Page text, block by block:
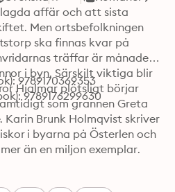
affär och att sista
Men ortsbefolkningen
ska finnas kvar på
träffar är månadens
i byn. Särskilt viktiga blir
Hjalmar plötsligt börjar
som grannen Greta
Brunk Holmqvist skriver
i byarna på Österlen och
än en miljon exemplar.
9789170369353
9789176299630